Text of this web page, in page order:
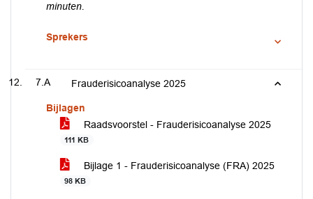
minuten.
Sprekers
7.A Frauderisicoanalyse 2025
Bijlagen
Raadsvoorstel - Frauderisicoanalyse 2025
111 KB
Bijlage 1 - Frauderisicoanalyse (FRA) 2025
98 KB